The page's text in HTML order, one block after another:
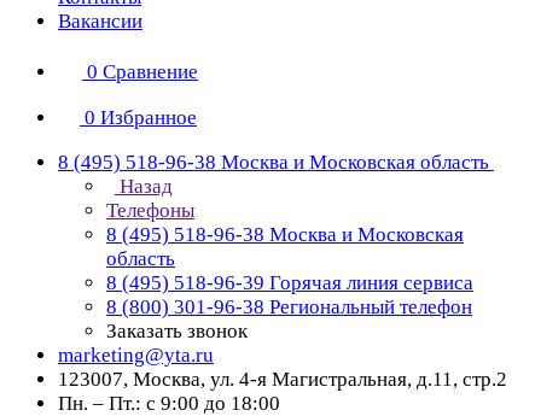
Вакансии
0 Сравнение
0 Избранное
8 (495) 518-96-38 Москва и Московская область
Назад
Телефоны
8 (495) 518-96-38 Москва и Московская
область
8 (495) 518-96-39 Горячая линия сервиса
8 (800) 301-96-38 Региональный телефон
Заказать звонок
marketing@yta.ru
123007, Москва, ул. 4-я Магистральная, д.11, стр.2
Пн. – Пт.: с 9:00 до 18:00